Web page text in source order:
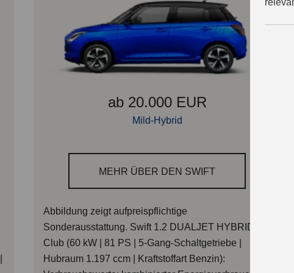
ab 20.000 EUR
Mild-Hybrid
MEHR ÜBER DEN SWIFT
Abbildung zeigt aufpreispflichtige
Sonderausstattung. Swift 1.2 DUALJET HYBRID
Club (60 kW | 81 PS | 5-Gang-Schaltgetriebe |
Hubraum 1.197 ccm | Kraftstoffart Benzin):